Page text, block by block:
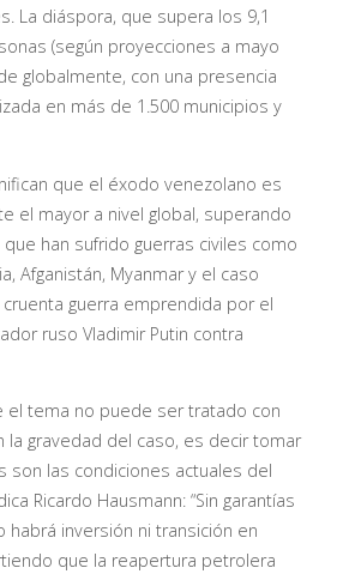
La diáspora, que supera los 9,1
(según proyecciones a mayo
globalmente, con una presencia
en más de 1.500 municipios y
que el éxodo venezolano es
el mayor a nivel global, superando
han sufrido guerras civiles como
Afganistán, Myanmar y el caso
guerra emprendida por el
ruso Vladimir Putin contra
el tema no puede ser tratado con
la gravedad del caso, es decir tomar
son las condiciones actuales del
Ricardo Hausmann: “Sin garantías
habrá inversión ni transición en
que la reapertura petrolera